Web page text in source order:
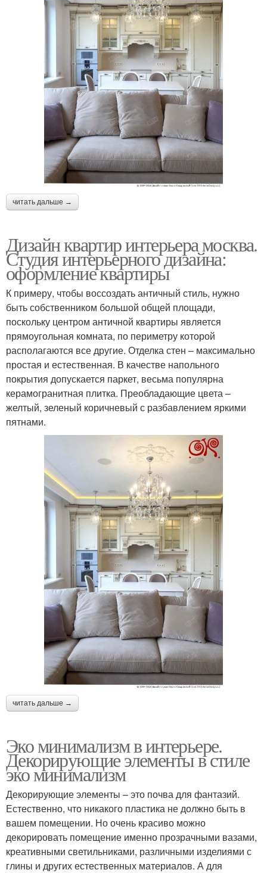
читать дальше →
Дизайн квартир интерьера москва.
Студия интерьерного дизайна:
оформление квартиры
К примеру, чтобы воссоздать античный стиль, нужно
быть собственником большой общей площади,
поскольку центром античной квартиры является
прямоугольная комната, по периметру которой
располагаются все другие. Отделка стен – максимально
простая и естественная. В качестве напольного
покрытия допускается паркет, весьма популярна
керамогранитная плитка. Преобладающие цвета –
желтый, зеленый коричневый с разбавлением яркими
пятнами.
читать дальше →
Эко минимализм в интерьере.
Декорирующие элементы в стиле
эко минимализм
Декорирующие элементы – это почва для фантазий.
Естественно, что никакого пластика не должно быть в
вашем помещении. Но очень красиво можно
декорировать помещение именно прозрачными вазами,
креативными светильниками, различными изделиями с
глины и других естественных материалов. А для